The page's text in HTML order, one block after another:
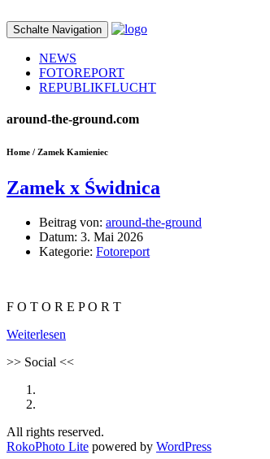
Schalte Navigation
NEWS
FOTOREPORT
REPUBLIKFLUCHT
around-the-ground.com
Home / Zamek Kamieniec
Zamek x Świdnica
Beitrag von: around-the-ground
Datum: 3. Mai 2026
Kategorie: Fotoreport
F O T O R E P O R T
Weiterlesen
>> Social <<
All rights reserved.
RokoPhoto Lite powered by WordPress